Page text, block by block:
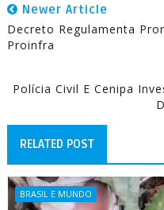
Newer Article
Decreto Regulamenta
Proinfra
Polícia Civil E Cenipa
RELATED POST
BRASIL E MUNDO